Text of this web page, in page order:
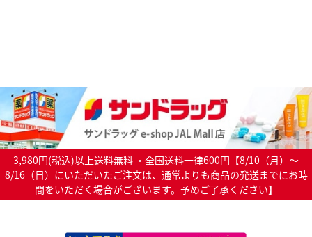
3,980円(税込)以上送料無料 ・全国送料一律600円【8/10（月）～
8/16（日）にいただいたご注文は、通常よりも商品の発送までにお時
間をいただく場合がございます。予めご了承ください】